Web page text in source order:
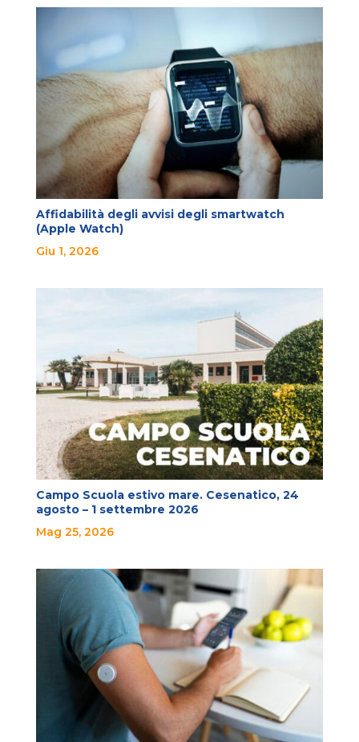
Affidabilità degli avvisi degli smartwatch
(Apple Watch)
Giu 1, 2026
Campo Scuola estivo mare. Cesenatico, 24
agosto – 1 settembre 2026
Mag 25, 2026